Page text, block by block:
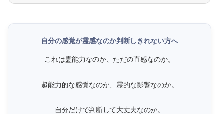
自分の感覚が霊感なのか判断しきれない方へ
これは霊能力なのか、ただの直感なのか。
超能力的な感覚なのか、霊的な影響なのか。
自分だけで判断して大丈夫なのか。